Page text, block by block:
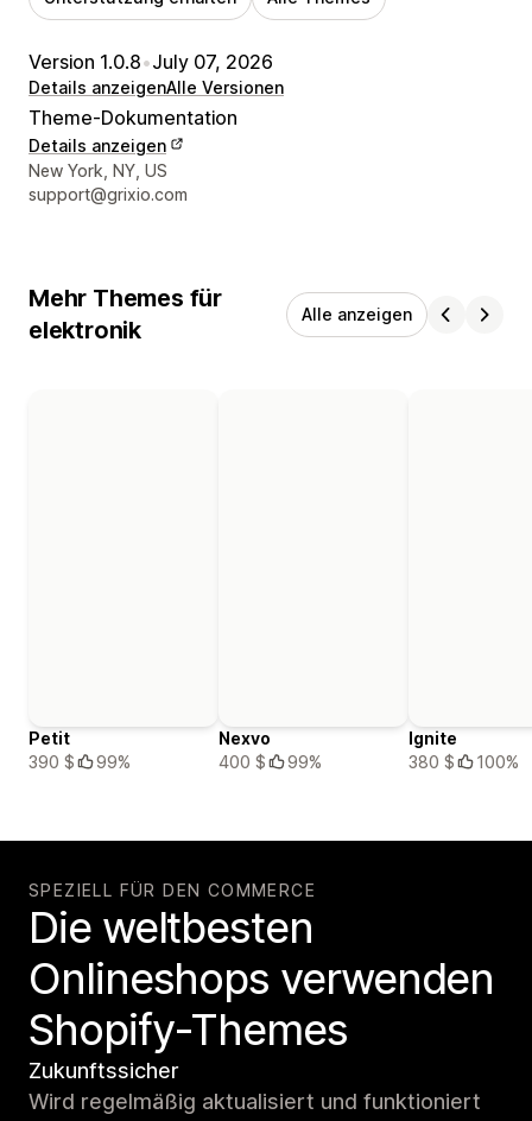
Version 1.0.8•July 07, 2026
Details anzeigenAlle Versionen
Theme-Dokumentation
Details anzeigen
Designer-Kontaktdaten
New York, NY, US
support@grixio.com
Mehr Themes für
elektronik
Alle anzeigen
Petit
390 $
99%
Nexvo
400 $
99%
Ignite
380 $
100%
SPEZIELL FÜR DEN COMMERCE
Die weltbesten
Onlineshops verwenden
Shopify-Themes
Zukunftssicher
Wird regelmäßig aktualisiert und funktioniert